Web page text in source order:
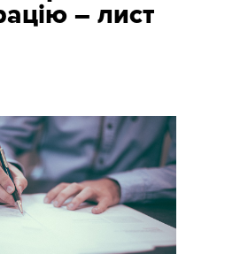
– лист